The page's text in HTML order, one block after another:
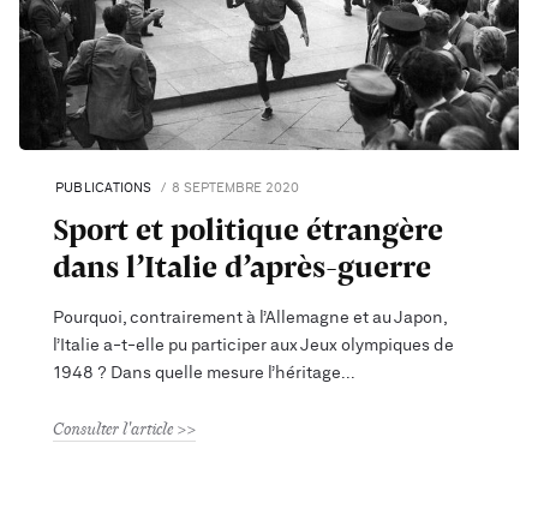
PUBLICATIONS 8 SEPTEMBRE 2020
Sport et politique étrangère
dans l’Italie d’après-guerre
Pourquoi, contrairement à l’Allemagne et au Japon,
l’Italie a-t-elle pu participer aux Jeux olympiques de
1948 ? Dans quelle mesure l’héritage
Consulter l'article